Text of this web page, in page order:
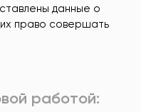
данные о
право совершать
работой: